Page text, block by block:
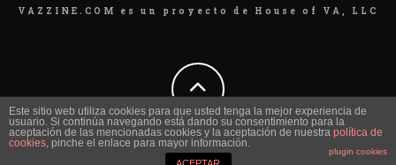
VAZZINE.COM es un proyecto de House of VA, LLC
Este sitio web utiliza cookies para que usted tenga la mejor experiencia de
usuario. Si continúa navegando está dando su consentimiento para la
aceptación de las mencionadas cookies y la aceptación de nuestra política de
cookies, pinche el enlace para mayor información.
plugin cookies